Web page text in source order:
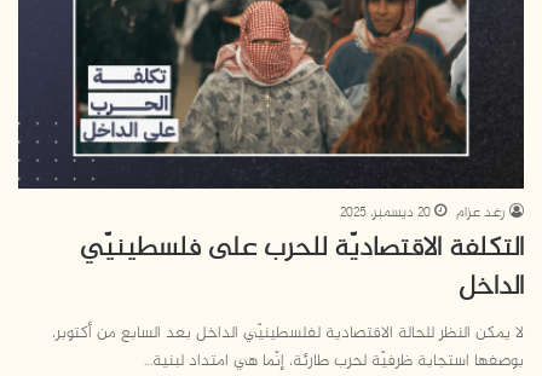
رغد عزام 20 ديسمبر، 2025
التكلفة الاقتصاديّة للحرب على فلسطينيّي
الداخل
لا يمكن النظر للحالة الاقتصادية لفلسطينيّي الداخل بعد السابع من أكتوبر،
بوصفها استجابة ظرفيّة لحرب طارئة، إنّما هي امتداد لبنية…